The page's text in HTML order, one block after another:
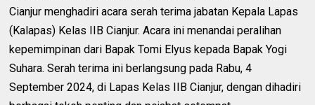
Cianjur menghadiri acara serah terima jabatan Kepala Lapas
(Kalapas) Kelas IIB Cianjur. Acara ini menandai peralihan
kepemimpinan dari Bapak Tomi Elyus kepada Bapak Yogi
Suhara. Serah terima ini berlangsung pada Rabu, 4
September 2024, di Lapas Kelas IIB Cianjur, dengan dihadiri